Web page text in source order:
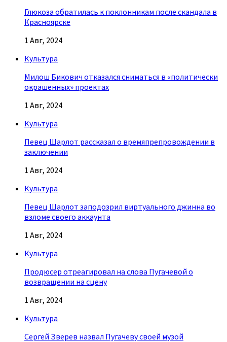
Глюкоза обратилась к поклонникам после скандала в
Красноярске
1 Авг, 2024
Культура
Милош Бикович отказался сниматься в «политически
окрашенных» проектах
1 Авг, 2024
Культура
Певец Шарлот рассказал о времяпрепровождении в
заключении
1 Авг, 2024
Культура
Певец Шарлот заподозрил виртуального джинна во
взломе своего аккаунта
1 Авг, 2024
Культура
Продюсер отреагировал на слова Пугачевой о
возвращении на сцену
1 Авг, 2024
Культура
Сергей Зверев назвал Пугачеву своей музой